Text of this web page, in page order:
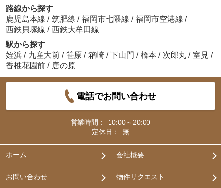
路線から探す
鹿児島本線 / 筑肥線 / 福岡市七隈線 / 福岡市空港線 /
西鉄貝塚線 / 西鉄大牟田線
駅から探す
姪浜 / 九産大前 / 笹原 / 箱崎 / 下山門 / 橋本 / 次郎丸 / 室見 /
香椎花園前 / 唐の原
電話でお問い合わせ
営業時間：
10:00～20:00
定休日：
無
ホーム 会社概要
お問い合わせ 物件リクエスト